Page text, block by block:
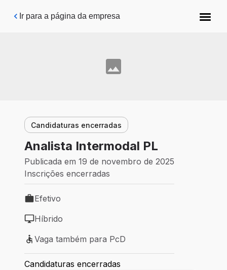
Pular para o conteúdo principal
Ir para a página da empresa
Candidaturas encerradas
Analista Intermodal PL
Publicada em 19 de novembro de 2025
Inscrições encerradas
Tipo de vaga: Efetivo
Efetivo
Modelo de trabalho: Híbrido
Híbrido
Vaga também para PcD
Vaga também para PcD
Candidaturas encerradas